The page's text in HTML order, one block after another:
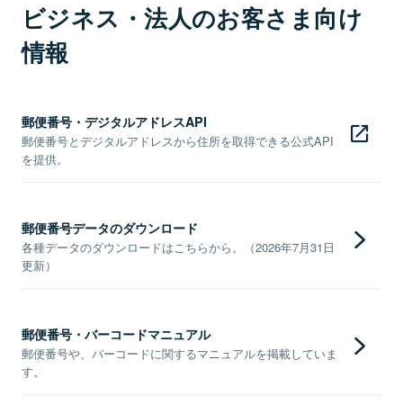
ビジネス・法人のお客さま向け
情報
郵便番号・デジタルアドレスAPI
郵便番号とデジタルアドレスから住所を取得できる公式API
を提供。
郵便番号データのダウンロード
各種データのダウンロードはこちらから。（2026年7月31日
更新）
郵便番号・バーコードマニュアル
郵便番号や、バーコードに関するマニュアルを掲載していま
す。